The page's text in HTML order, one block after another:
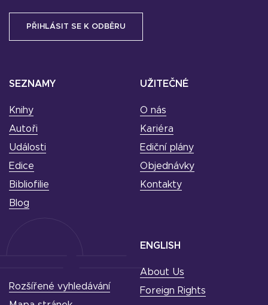
SEZNAMY
Knihy
Autoři
Události
Edice
Bibliofilie
Blog
UŽITEČNÉ
O nás
Kariéra
Ediční plány
Objednávky
Kontakty
ENGLISH
About Us
Foreign Rights
Rozšířené vyhledávání